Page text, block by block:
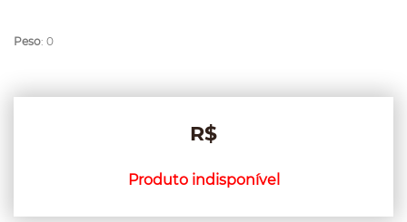
Peso: 0
R$
Produto indisponível